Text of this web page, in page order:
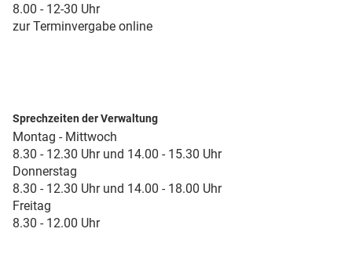
8.00 - 12-30 Uhr
zur Terminvergabe online
Sprechzeiten der Verwaltung
Montag - Mittwoch
8.30 - 12.30 Uhr und 14.00 - 15.30 Uhr
Donnerstag
8.30 - 12.30 Uhr und 14.00 - 18.00 Uhr
Freitag
8.30 - 12.00 Uhr